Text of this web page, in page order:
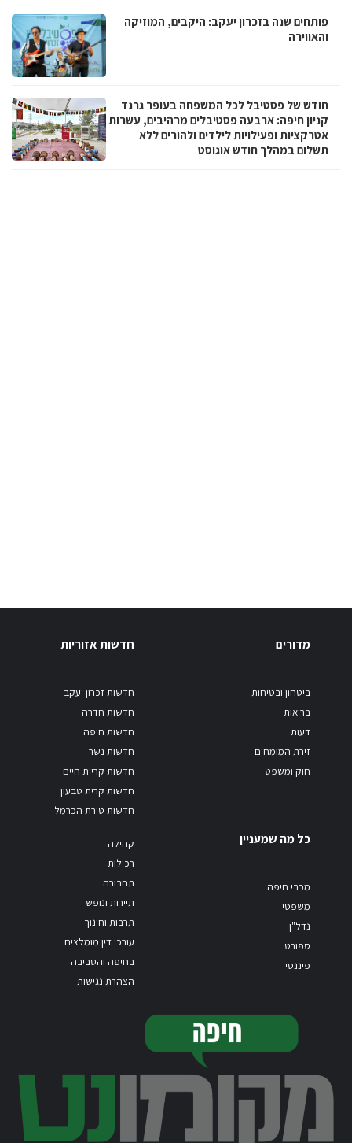
פותחים שנה בזכרון יעקב: היקבים, המוזיקה
והאווירה
חודש של פסטיבל לכל המשפחה בעופר גרנד
קניון חיפה: ארבעה פסטיבלים מרהיבים, עשרות
אטרקציות ופעילויות לילדים ולהורים ללא
תשלום במהלך חודש אוגוסט
מדורים
ביטחון ובטיחות
בריאות
דעות
זירת המומחים
חוק ומשפט
חדשות אזוריות
חדשות זכרון יעקב
חדשות חדרה
חדשות חיפה
חדשות נשר
חדשות קריית חיים
חדשות קרית טבעון
חדשות טירת הכרמל
כל מה שמעניין
מכבי חיפה
משפטי
נדל"ן
ספורט
פיננסי
קהילה
רכילות
תחבורה
תיירות ונופש
תרבות וחינוך
עורכי דין מומלצים
בחיפה והסביבה
הצהרת נגישות